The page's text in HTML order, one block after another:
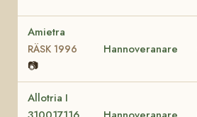
Amietra
RÄSK 1996
📷
Hannoveranare
Allotria I